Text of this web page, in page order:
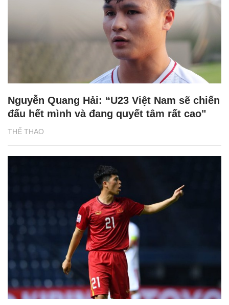
THỂ THAO
Nguyễn Quang Hải: “U23 Việt Nam sẽ chiến
đấu hết mình và đang quyết tâm rất cao"